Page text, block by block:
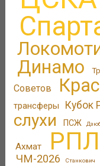
Динамо
Советов
трансферы
Кубок
слухи
ПСЖ
Ахмат РПЛ
ЧМ-2026 Станкович